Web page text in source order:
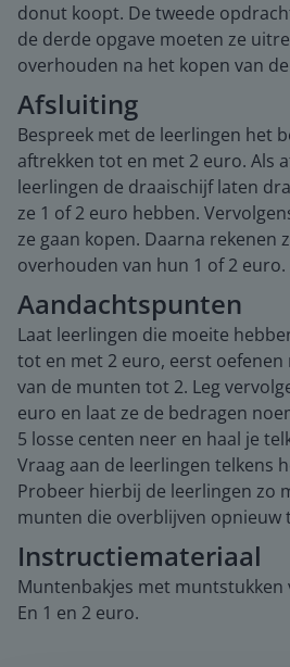
donut koopt. De tweede
de derde opgave moeten ze
overhouden na het kopen van
Afsluiting
Bespreek met de leerlingen het
aftrekken tot en met 2 euro. Als
leerlingen de draaischijf laten
ze 1 of 2 euro hebben.
ze gaan kopen. Daarna rekenen
overhouden van hun 1 of 2 euro.
Aandachtspunten
Laat leerlingen die moeite
tot en met 2 euro, eerst
van de munten tot 2. Leg
euro en laat ze de bedragen
5 losse centen neer en haal je
Vraag aan de leerlingen telkens
Probeer hierbij de leerlingen zo
munten die overblijven opnieuw
Instructiemateriaal
Muntenbakjes met muntstukken
En 1 en 2 euro.